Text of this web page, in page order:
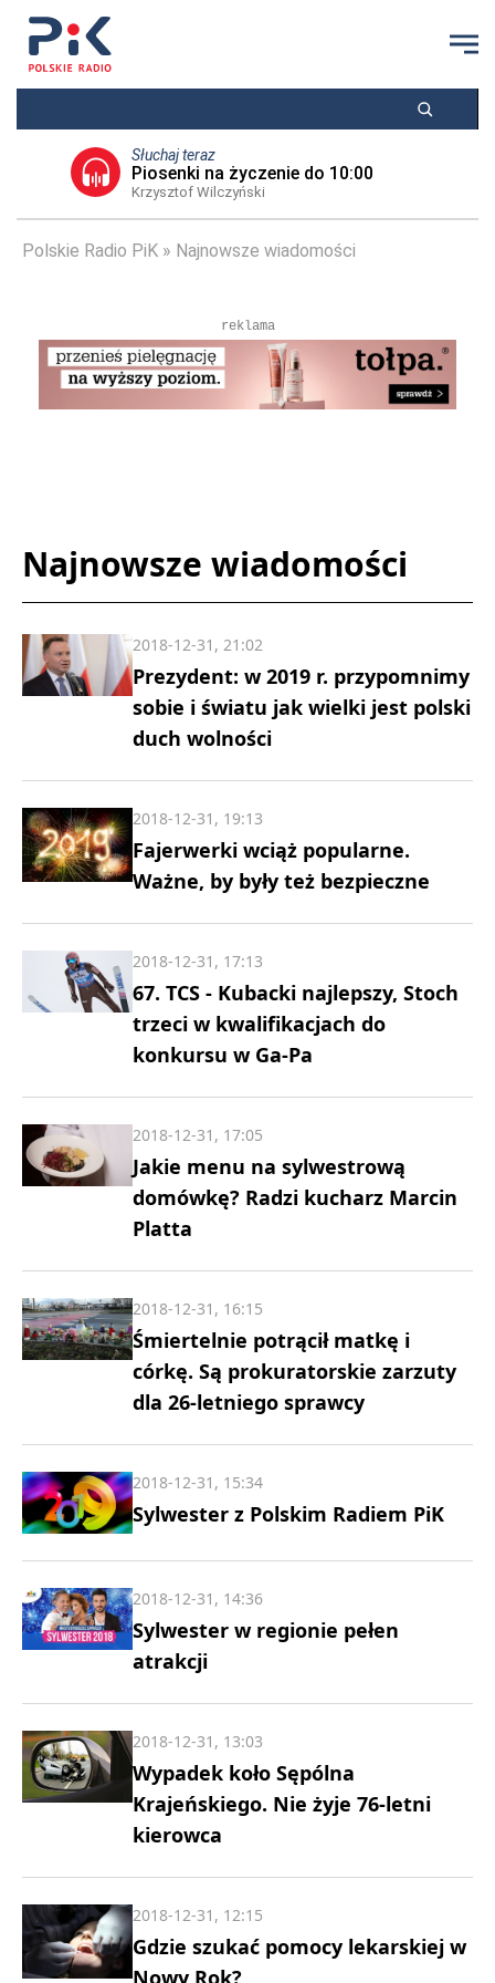
Słuchaj teraz
Piosenki na życzenie do 10:00
Krzysztof Wilczyński
Polskie Radio PiK Najnowsze wiadomości
reklama
Najnowsze wiadomości
Prezydent: w 2019 r. przypomnimy
sobie i światu jak wielki jest polski
duch wolności
2018-12-31, 21:02
Fajerwerki wciąż popularne.
Ważne, by były też bezpieczne
2018-12-31, 19:13
67. TCS - Kubacki najlepszy, Stoch
trzeci w kwalifikacjach do
konkursu w Ga-Pa
2018-12-31, 17:13
Jakie menu na sylwestrową
domówkę? Radzi kucharz Marcin
Platta
2018-12-31, 17:05
Śmiertelnie potrącił matkę i
córkę. Są prokuratorskie zarzuty
dla 26-letniego sprawcy
2018-12-31, 16:15
Sylwester z Polskim Radiem PiK
2018-12-31, 15:34
Sylwester w regionie pełen
atrakcji
2018-12-31, 14:36
Wypadek koło Sępólna
Krajeńskiego. Nie żyje 76-letni
kierowca
2018-12-31, 13:03
Gdzie szukać pomocy lekarskiej w
2018-12-31, 12:15